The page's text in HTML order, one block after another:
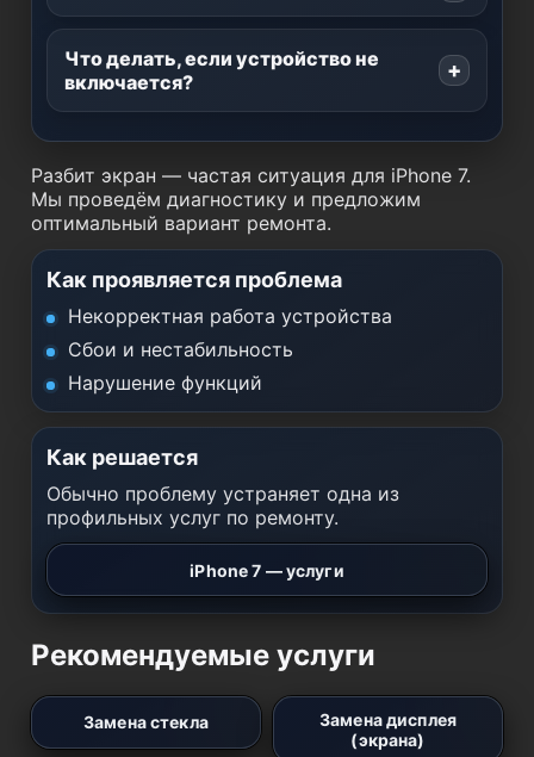
Что делать, если устройство не
включается?
Разбит экран — частая ситуация для iPhone 7.
Мы проведём диагностику и предложим
оптимальный вариант ремонта.
Как проявляется проблема
Некорректная работа устройства
Сбои и нестабильность
Нарушение функций
Как решается
Обычно проблему устраняет одна из
профильных услуг по ремонту.
iPhone 7 — услуги
Рекомендуемые услуги
Замена стекла
Замена дисплея
(экрана)